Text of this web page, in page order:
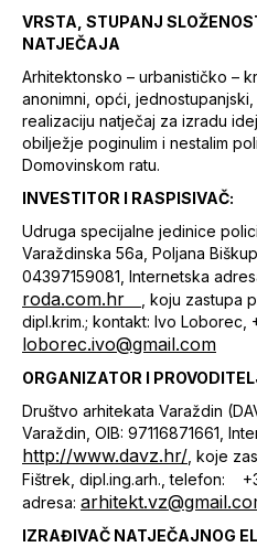
VRSTA, STUPANJ
NATJEČAJA
Arhitektonsko – urbanističko –
anonimni, opći,
realizaciju natječaj za izradu
obilježje poginulim i nestalim
Domovinskom ratu.
INVESTITOR I RASPISIVAČ:
Udruga specijalne jedinice
Varaždinska 56a, Poljana
04397159081, Internetska
roda.com.hr
, koju zastupa
dipl.krim.; kontakt: Ivo Loborec,
loborec.ivo@gmail.com
ORGANIZATOR I
Društvo arhitekata Varaždin
Varaždin, OIB: 97116871661,
http://www.davz.hr/ , koje
Fištrek, dipl.ing.arh., telefon:
adresa:
IZRAĐIVAČ NATJEČAJNOG